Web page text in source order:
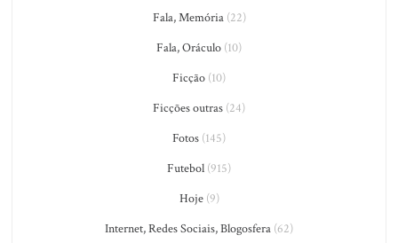
Fala, Memória(22)
Fala, Oráculo (10)
Ficção (10)
Ficções outras (24)
Fotos (145)
Futebol (915)
Hoje(9)
Internet, Redes Sociais, Blogosfera (62)